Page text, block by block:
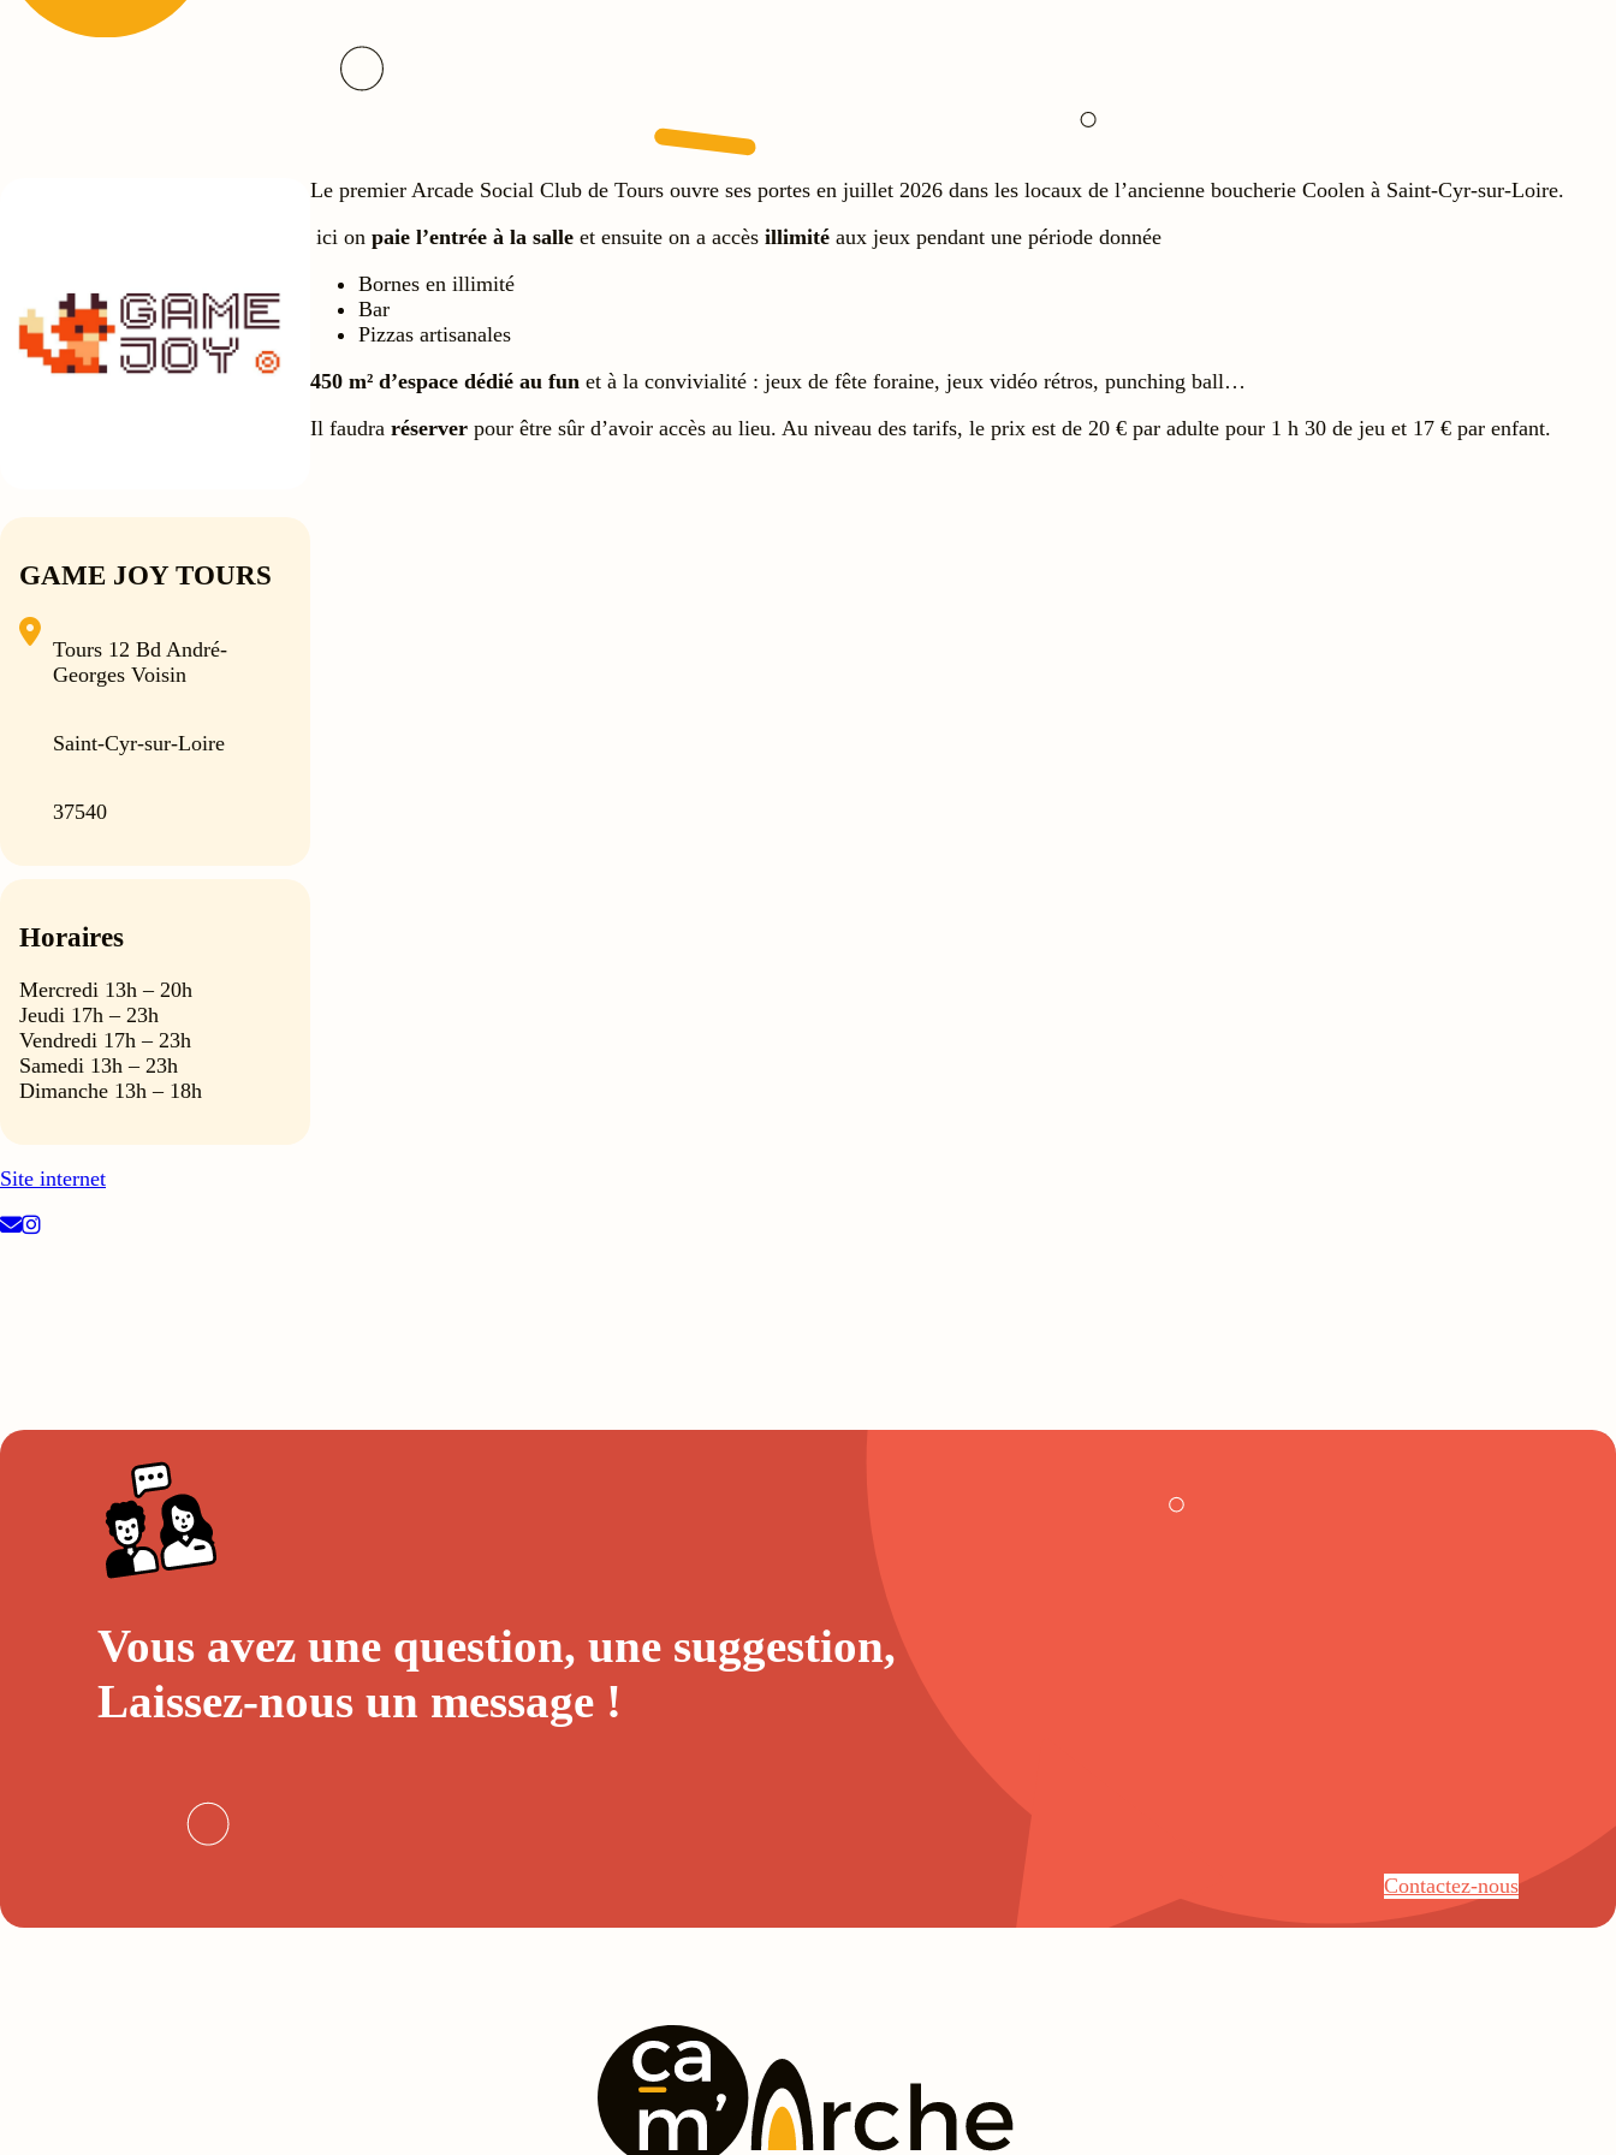
GAME JOY TOURS
Tours 12 Bd André-
Georges Voisin
Saint-Cyr-sur-Loire
37540
Horaires
Mercredi 13h – 20h
Jeudi 17h – 23h
Vendredi 17h – 23h
Samedi 13h – 23h
Dimanche 13h – 18h
Site internet
Le premier Arcade Social Club de Tours ouvre ses portes en juillet 2026 dans les locaux de l’ancienne boucherie Coolen à Saint-Cyr-sur-Loire.
ici onpaie l’entrée à la salle et ensuite on a accèsillimité aux jeux pendant une période donnée
Bornes en illimité
Bar
Pizzas artisanales
450 m² d’espace dédié au fun et à la convivialité : jeux de fête foraine, jeux vidéo rétros, punching ball…
Il faudraréserverpour être sûr d’avoir accès au lieu. Au niveau des tarifs, le prix est de 20 € par adulte pour 1 h 30 de jeu et 17 € par enfant.
Vous avez une question, une suggestion,
Laissez-nous un message!
Contactez-nous